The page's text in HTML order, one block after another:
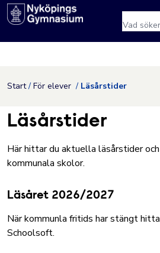
Hoppa till
Nyköpings
Start För elever Läsårstider
Läsårstider
Här hittar du aktuella läsårstider
kommunala skolor.
Läsåret 2026/2027
När kommunla fritids har stängt
Schoolsoft.